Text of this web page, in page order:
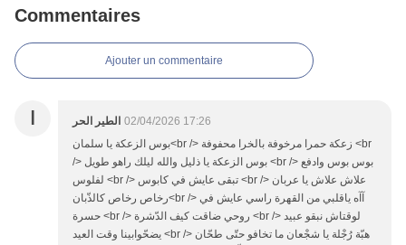
Commentaires
Ajouter un commentaire
الطير الحر 02/04/2026 17:26
بوس الزعكة يا سلمان<br /> زعكة حمرا مرخوفة بالخرا محفوفة <br
/> بوس الزعكة يا ذليل والله ليلك راهو طويل <br /> بوس بوس وادفع
لفلوس <br /> تبقى عايش في كابوس <br /> علاش علاش يا عربان
رخاص رخاص كالذّبان<br /> آآه ياقلبي من القهرة راسي عايش في
حسرة <br /> روحي ضاقت كيف الدّشرة <br /> لوقتاش نبقو عبيد
يضحّوابينا وقت العيد <br /> هبّة رُجْلة يا شجْعان ما تخافو حتّى طحّان